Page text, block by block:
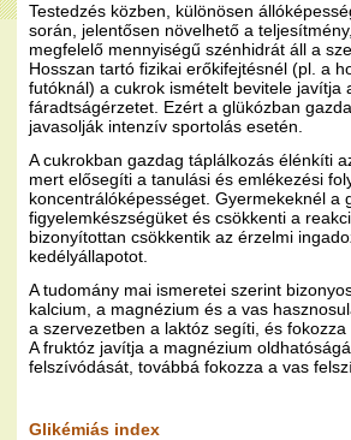
Testedzés közben, különösen
során, jelentősen növelhető a
megfelelő mennyiségű szénhidrát áll a
Hosszan tartó fizikai erőkifejtésnél (pl. a
futóknál) a cukrok ismételt bevitele javítja
fáradtságérzetet. Ezért a glükózban
javasolják intenzív sportolás esetén.
A cukrokban gazdag táplálkozás élénkíti
mert elősegíti a tanulási és emlékezési
koncentrálóképességet. Gyermekeknél a
figyelemkészségüket és csökkenti a
bizonyítottan csökkentik az érzelmi
kedélyállapotot.
A tudomány mai ismeretei szerint
kalcium, a magnézium és a vas
a szervezetben a laktóz segíti, és
A fruktóz javítja a magnézium
felszívódását, továbbá fokozza a vas
Glikémiás index